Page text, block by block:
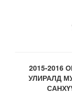
2015-
УЛИРАЛД